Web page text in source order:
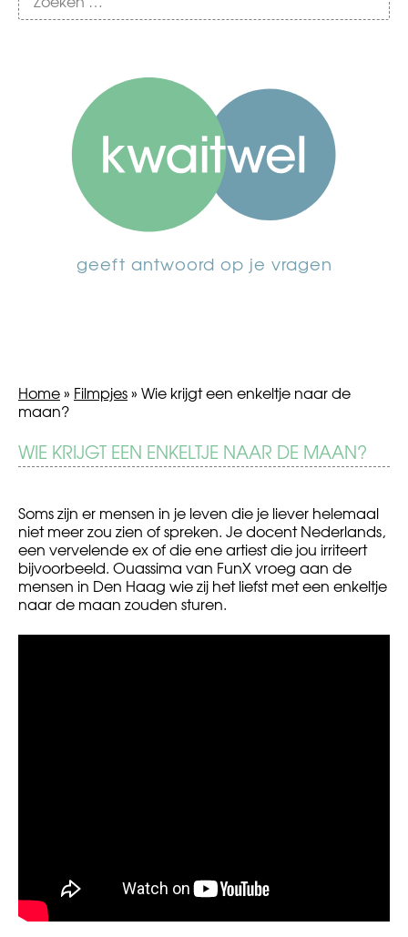
geeft antwoord op je vragen
Home» Filmpjes» Wie krijgt een enkeltje naar de
maan?
WIE KRIJGT EEN ENKELTJE NAAR DE MAAN?
Soms zijn er mensen in je leven die je liever helemaal
niet meer zou zien of spreken. Je docent Nederlands,
een vervelende ex of die ene artiest die jou irriteert
bijvoorbeeld. Ouassima van FunX vroeg aan de
mensen in Den Haag wie zij het liefst met een enkeltje
naar de maan zouden sturen.
BERICHT
NAVIGATIE
Wie
is
Waarom
pesten